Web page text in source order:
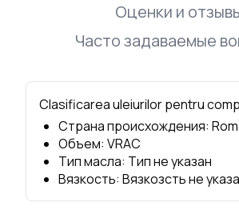
Оценки и
Часто задаваемые
Clasificarea uleiurilor pentru
Страна происхождения:
Объем: VRAC
Тип масла: Тип не указан
Вязкость: Вязкозсть не